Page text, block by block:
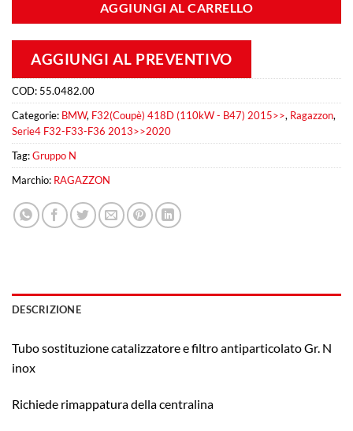
AGGIUNGI AL CARRELLO
AGGIUNGI AL PREVENTIVO
COD: 55.0482.00
Categorie: BMW, F32(Coupè) 418D (110kW - B47) 2015>>, Ragazzon,
Serie4 F32-F33-F36 2013>>2020
Tag:Gruppo N
Marchio: RAGAZZON
DESCRIZIONE
Tubo sostituzione catalizzatore e filtro antiparticolato Gr. N
inox
Richiede rimappatura della centralina